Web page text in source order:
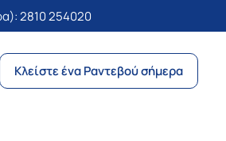
2810 254020
Κλείστε ένα Ραντεβού σήμερα